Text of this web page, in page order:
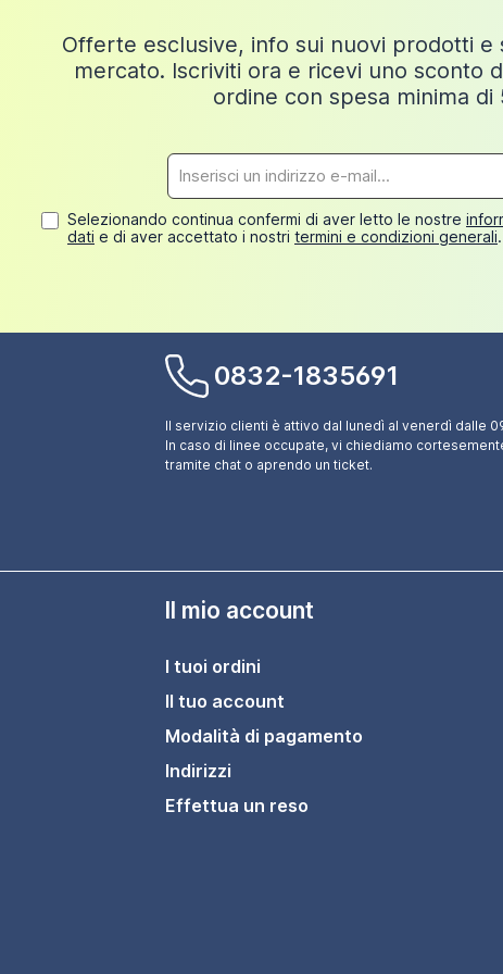
Offerte esclusive, info sui nuovi prodotti e
mercato. Iscriviti ora e ricevi uno sconto
ordine con spesa minima di
e-
mail*
Selezionando continua confermi di aver letto le nostre
dati e di aver accettato i nostri termini e condizioni generali.
0832-1835691
Il servizio clienti è attivo dal lunedì al venerdì dalle
In caso di linee occupate, vi chiediamo
tramite chat o aprendo un ticket.
Il mio account
I tuoi ordini
Il tuo account
Modalità di pagamento
Indirizzi
Effettua un reso